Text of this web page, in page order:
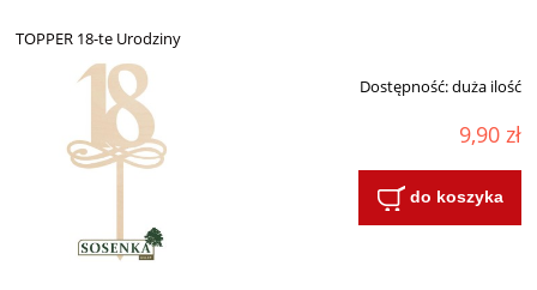
TOPPER 18-te Urodziny
Dostępność:duża ilość
9,90 zł
do koszyka